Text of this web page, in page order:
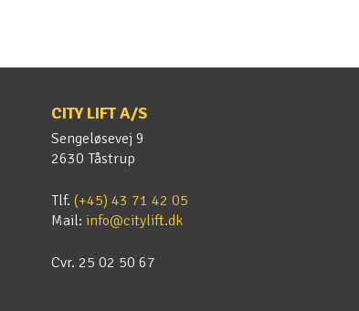
CITY LIFT A/S
Sengeløsevej 9
2630 Tåstrup
Tlf. (+45) 43 71 42 05
Mail: info@citylift.dk
Cvr. 25 02 50 67